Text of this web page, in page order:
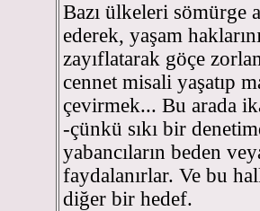
Bazı ülkeleri sömürge
ederek, yaşam
zayıflatarak göçe
cennet misali yaşatıp
çevirmek... Bu arada
-çünkü sıkı bir
yabancıların beden
faydalanırlar. Ve bu
diğer bir hedef.